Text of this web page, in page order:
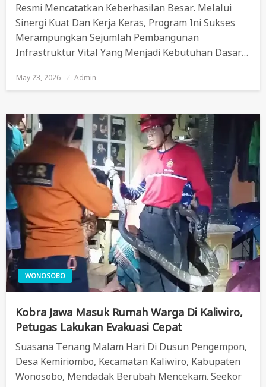
Resmi Mencatatkan Keberhasilan Besar. Melalui
Sinergi Kuat Dan Kerja Keras, Program Ini Sukses
Merampungkan Sejumlah Pembangunan
Infrastruktur Vital Yang Menjadi Kebutuhan Dasar…
Posted
On
May 23, 2026 Admin
WONOSOBO
Kobra Jawa Masuk Rumah Warga Di Kaliwiro,
Petugas Lakukan Evakuasi Cepat
Suasana Tenang Malam Hari Di Dusun Pengempon,
Desa Kemiriombo, Kecamatan Kaliwiro, Kabupaten
Wonosobo, Mendadak Berubah Mencekam. Seekor